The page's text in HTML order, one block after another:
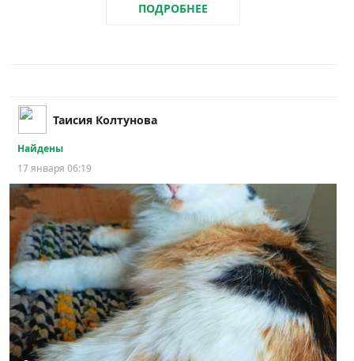
ПОДРОБНЕЕ
Таисия Колтунова
Найдены
17 января 06:19